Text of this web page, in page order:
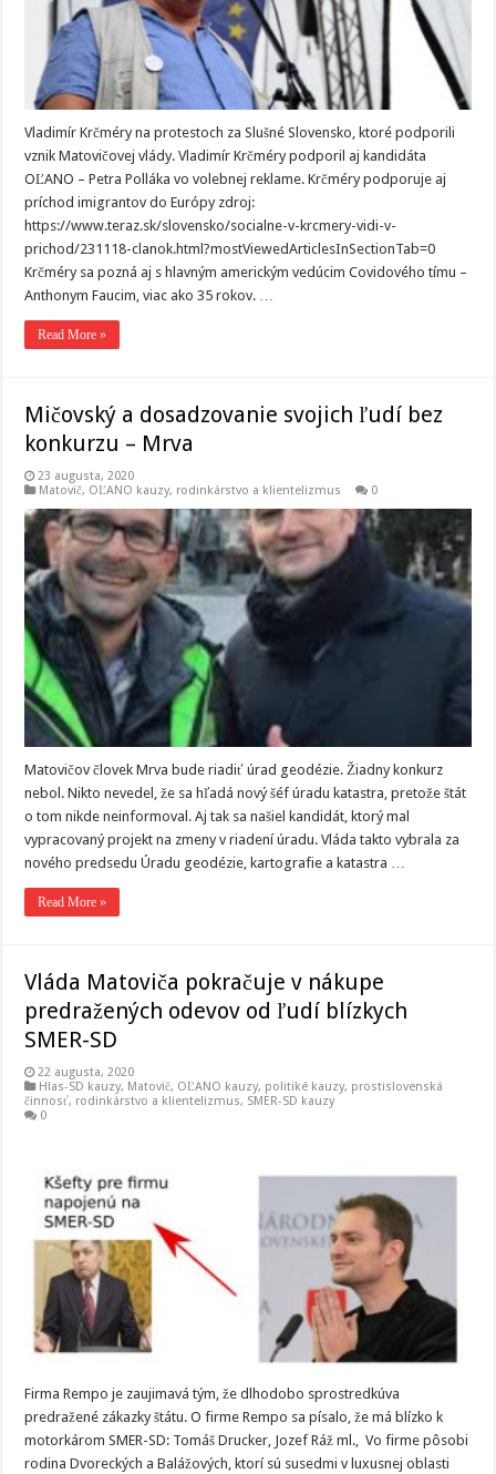
Vladimír Krčméry na protestoch za Slušné Slovensko, ktoré podporili
vznik Matovičovej vlády. Vladimír Krčméry podporil aj kandidáta
OĽANO – Petra Polláka vo volebnej reklame. Krčméry podporuje aj
príchod imigrantov do Európy zdroj:
https://www.teraz.sk/slovensko/socialne-v-krcmery-vidi-v-
prichod/231118-clanok.html?mostViewedArticlesInSectionTab=0
Krčméry sa pozná aj s hlavným americkým vedúcim Covidového tímu –
Anthonym Faucim, viac ako 35 rokov. …
Read More »
Mičovský a dosadzovanie svojich ľudí bez
konkurzu – Mrva
23 augusta, 2020
Matovič, OĽANO kauzy, rodinkárstvo a klientelizmus 0
Matovičov človek Mrva bude riadiť úrad geodézie. Žiadny konkurz
nebol. Nikto nevedel, že sa hľadá nový šéf úradu katastra, pretože štát
o tom nikde neinformoval. Aj tak sa našiel kandidát, ktorý mal
vypracovaný projekt na zmeny v riadení úradu. Vláda takto vybrala za
nového predsedu Úradu geodézie, kartografie a katastra …
Read More »
Vláda Matoviča pokračuje v nákupe
predražených odevov od ľudí blízkych
SMER-SD
22 augusta, 2020
Hlas-SD kauzy, Matovič, OĽANO kauzy, politiké kauzy, prostislovenská
činnosť, rodinkárstvo a klientelizmus, SMER-SD kauzy
0
Firma Rempo je zaujimavá tým, že dlhodobo sprostredkúva
predražené zákazky štátu. O firme Rempo sa písalo, že má blízko k
motorkárom SMER-SD: Tomáš Drucker, Jozef Ráž ml., Vo firme pôsobi
rodina Dvoreckých a Balážových, ktorí sú susedmi v luxusnej oblasti